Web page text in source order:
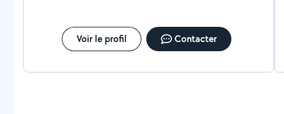
Voir le profil Contacter